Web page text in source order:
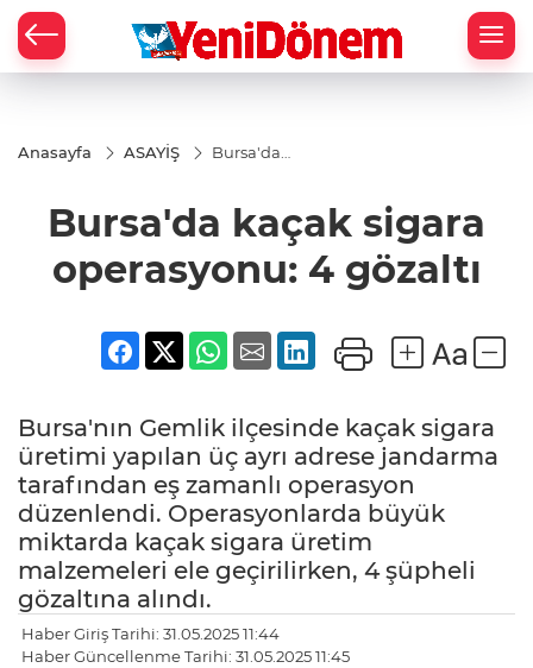
Anasayfa ASAYİŞ
Bursa'da
operasyonu:
4 gözaltı
Bursa'da kaçak sigara
operasyonu: 4 gözaltı
Bursa'nın Gemlik ilçesinde kaçak sigara
üretimi yapılan üç ayrı adrese jandarma
tarafından eş zamanlı operasyon
düzenlendi. Operasyonlarda büyük
miktarda kaçak sigara üretim
malzemeleri ele geçirilirken, 4 şüpheli
gözaltına alındı.
Haber Giriş Tarihi: 31.05.2025 11:44
Haber Güncellenme Tarihi: 31.05.2025 11:45